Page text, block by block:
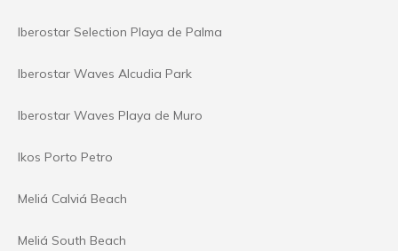
Iberostar Selection Playa de Palma
Iberostar Waves Alcudia Park
Iberostar Waves Playa de Muro
Ikos Porto Petro
Meliá Calviá Beach
Meliá South Beach